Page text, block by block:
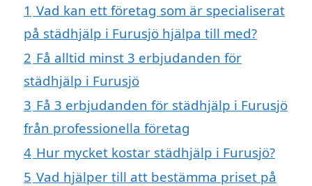
1 Vad kan ett företag som är specialiserat
på städhjälp i Furusjö hjälpa till med?
2 Få alltid minst 3 erbjudanden för
städhjälp i Furusjö
3 Få 3 erbjudanden för städhjälp i Furusjö
från professionella företag
4 Hur mycket kostar städhjälp i Furusjö?
5 Vad hjälper till att bestämma priset på